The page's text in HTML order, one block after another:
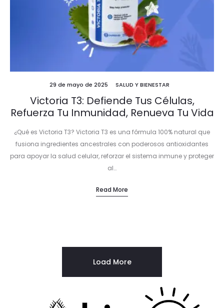
29 de mayo de 2025 SALUD Y BIENESTAR
Victoria T3: Defiende Tus Células,
Refuerza Tu Inmunidad, Renueva Tu Vida
¿Qué es Victoria T3? Victoria T3 es una fórmula 100% natural que
fusiona ingredientes ancestrales con poderosos antioxidantes
para apoyar la salud celular, reforzar el sistema inmune y proteger
al…
Read More
Load More